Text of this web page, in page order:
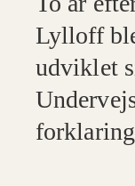
Lylloff
udviklet
forklaring